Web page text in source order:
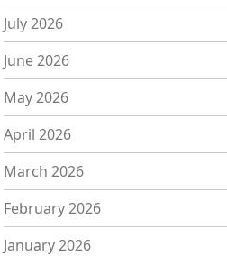
July 2026
June 2026
May 2026
April 2026
March 2026
February 2026
January 2026